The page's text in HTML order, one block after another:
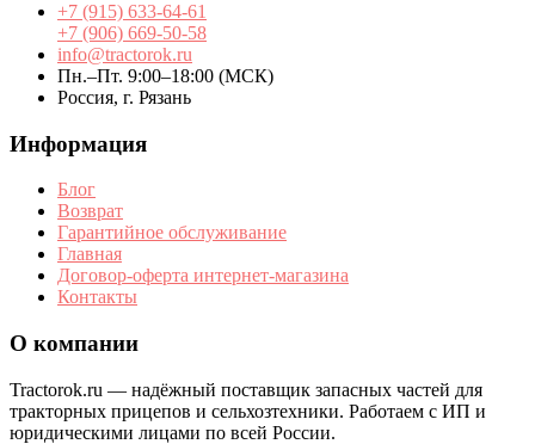
+7 (915) 633-64-61
+7 (906) 669-50-58
info@tractorok.ru
Пн.–Пт. 9:00–18:00 (МСК)
Россия, г. Рязань
Информация
Блог
Возврат
Гарантийное обслуживание
Главная
Договор-оферта интернет-магазина
Контакты
О компании
Tractorok.ru — надёжный поставщик запасных частей для
тракторных прицепов и сельхозтехники. Работаем с ИП и
юридическими лицами по всей России.